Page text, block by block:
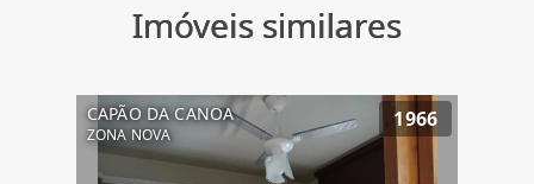
Imóveis similares
CAPÃO DA CANOA
ZONA NOVA
1966